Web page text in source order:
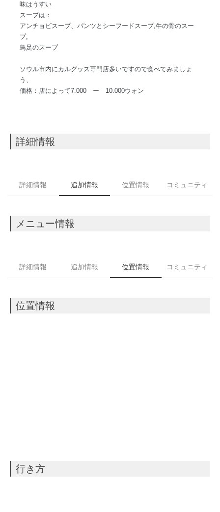
味はうすい
スープは：
アンチョビスープ、 パンツとシーフー ドスープ,牛の骨のスー
プ,
鳥足のスープ
ソウル市内にカルグッス専門店多いですので食べてみましょ
う、
価格：店によって7.000 ー 10.000ウォン
詳細情報
詳細情報 追加情報 位置情報 コミュニティ
メニュー情報
詳細情報 追加情報 位置情報 コミュニティ
位置情報
行き方